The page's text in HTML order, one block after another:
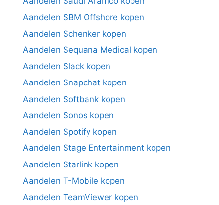
Aandelen SBM Offshore kopen
Aandelen Schenker kopen
Aandelen Sequana Medical kopen
Aandelen Slack kopen
Aandelen Snapchat kopen
Aandelen Softbank kopen
Aandelen Sonos kopen
Aandelen Spotify kopen
Aandelen Stage Entertainment kopen
Aandelen Starlink kopen
Aandelen T-Mobile kopen
Aandelen TeamViewer kopen